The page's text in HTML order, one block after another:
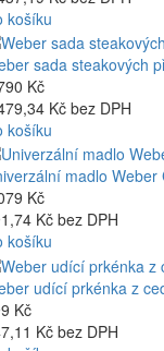
košíku
sada steakových
Kč
Kč bez DPH
košíku
madlo Weber
Kč
Kč bez DPH
košíku
udící prkénka z
Kč
Kč bez DPH